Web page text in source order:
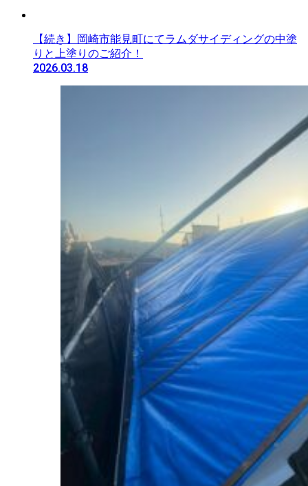
【続き】岡崎市能見町にてラムダサイディングの中塗
りと上塗りのご紹介！
2026.03.18